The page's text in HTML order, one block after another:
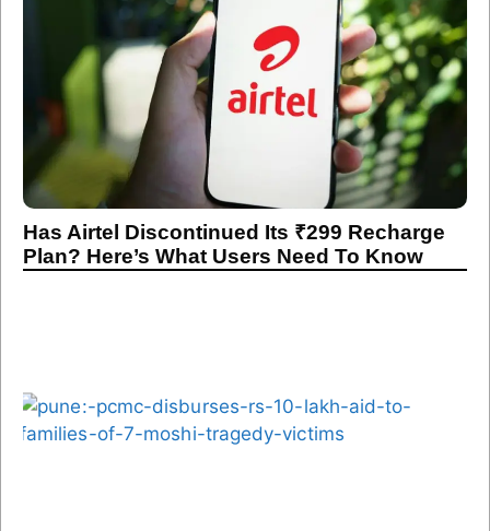
Has Airtel Discontinued Its ₹299 Recharge
Plan? Here’s What Users Need To Know